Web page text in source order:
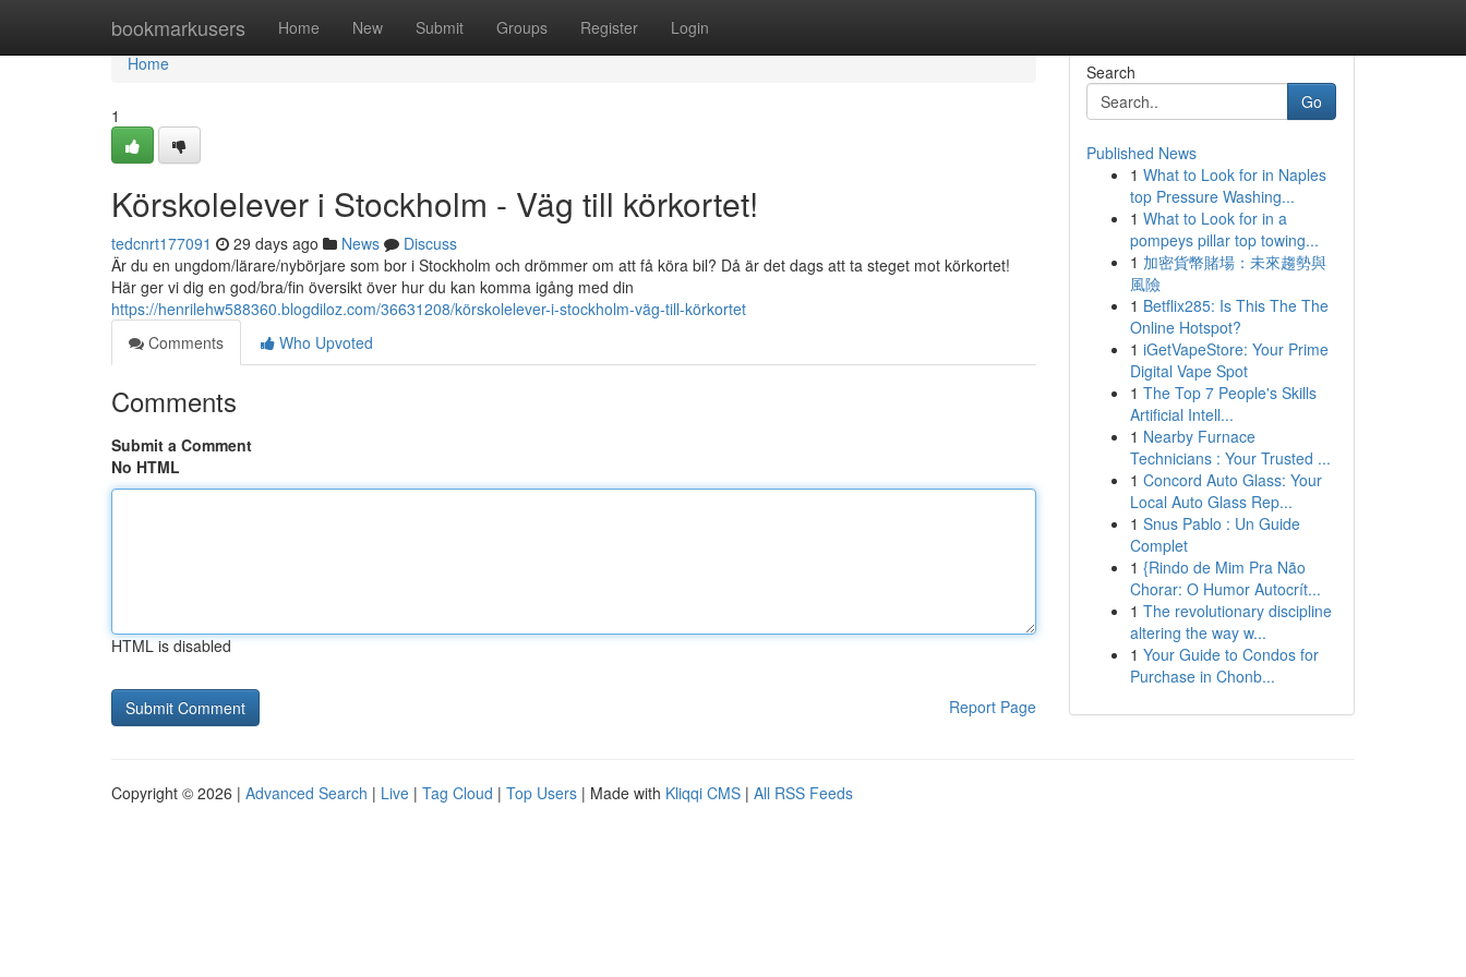
bookmarkusers Home New Submit Groups Register Login
Home
Home
1
Körskolelever i Stockholm - Väg till körkortet!
tedcnrt177091 29 days ago News
Discuss
Är du en ungdom/lärare/nybörjare som bor i Stockholm och drömmer om att få köra bil? Då är det dags att ta steget mot körkortet!
Här ger vi dig en god/bra/fin översikt över hur du kan komma igång med din
https://henrilehw588360.blogdiloz.com/36631208/körskolelever-i-stockholm-väg-till-körkortet
Comments
Who Upvoted
Comments
Submit a Comment
No HTML
HTML is disabled
Report Page
Search
Go
Published News
1 What to Look for in Naples
top Pressure Washing...
1 What to Look for in a
pompeys pillar top towing...
1 加密貨幣賭場：未來趨勢與
風險
1 Betflix285: Is This The The
Online Hotspot?
1 iGetVapeStore: Your Prime
Digital Vape Spot
1 The Top 7 People's Skills
Artificial Intell...
1 Nearby Furnace
Technicians : Your Trusted ...
1 Concord Auto Glass: Your
Local Auto Glass Rep...
1 Snus Pablo : Un Guide
Complet
1 {Rindo de Mim Pra Não
Chorar: O Humor Autocrít...
1 The revolutionary discipline
altering the way w...
1 Your Guide to Condos for
Purchase in Chonb...
Copyright © 2026 | Advanced Search | Live | Tag Cloud | Top Users | Made with Kliqqi CMS | All RSS Feeds